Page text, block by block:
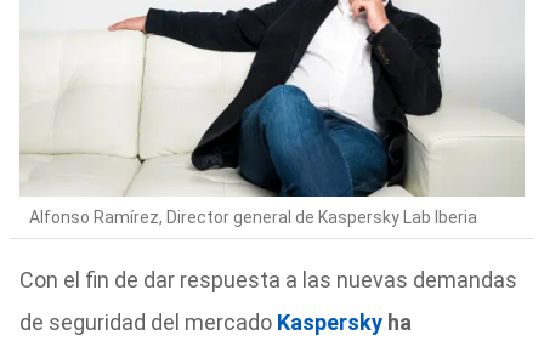
Alfonso Ramírez, Director general de Kaspersky Lab Iberia
Con el fin de dar respuesta a las nuevas demandas
de seguridad del mercado Kasperskyha